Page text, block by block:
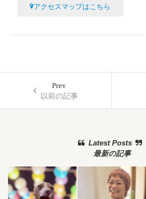
アクセスマップはこちら
Prev
以前の記事
Latest Posts
最新の記事